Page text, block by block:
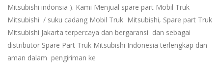
Mitsubishi indonsia ). Kami Menjual spare part Mobil Truk
Mitsubishi / suku cadang Mobil Truk Mitsubishi, Spare part Truk
Mitsubishi Jakarta terpercaya dan bergaransi dan sebagai
distributor Spare Part Truk Mitsubishi Indonesia terlengkap dan
aman dalam pengiriman ke